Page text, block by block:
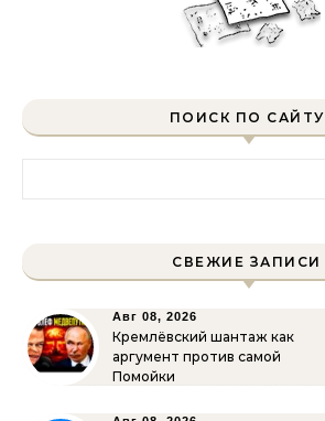
ПОИСК ПО САЙТУ
СВЕЖИЕ ЗАПИСИ
Авг 08, 2026
Кремлёвский шантаж как
аргумент против самой
Помойки